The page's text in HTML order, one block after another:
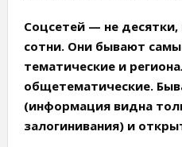
Соцсетей — не
сотни. Они бывают
тематические и
общетематические.
(информация видна
залогинивания) и